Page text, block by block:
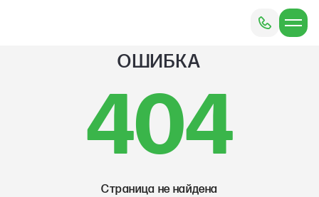
ОШИБКА
404
Страница не найдена